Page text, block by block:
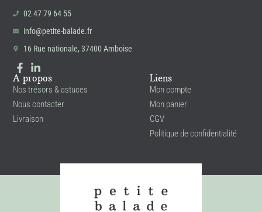
02 47 79 64 55
info@petite-balade.fr
16 Rue nationale, 37400 Amboise
A propos
Nos trésors & astuces
Nous contacter
Livraison
Liens
Mon compte
Mon panier
CGV
Politique de confidentialité